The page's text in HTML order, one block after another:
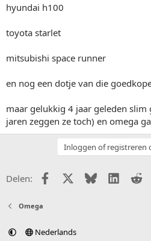
hyundai h100
toyota starlet
mitsubishi space runner
en nog een dotje van die
maar gelukkig 4 jaar geleden
jaren zeggen ze toch) en omega
Inloggen of registreren
Delen: FacebookX (Twitter)
Bluesky
Omega
Nederlands